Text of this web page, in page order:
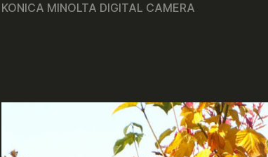
KONICA MINOLTA DIGITAL CAMERA